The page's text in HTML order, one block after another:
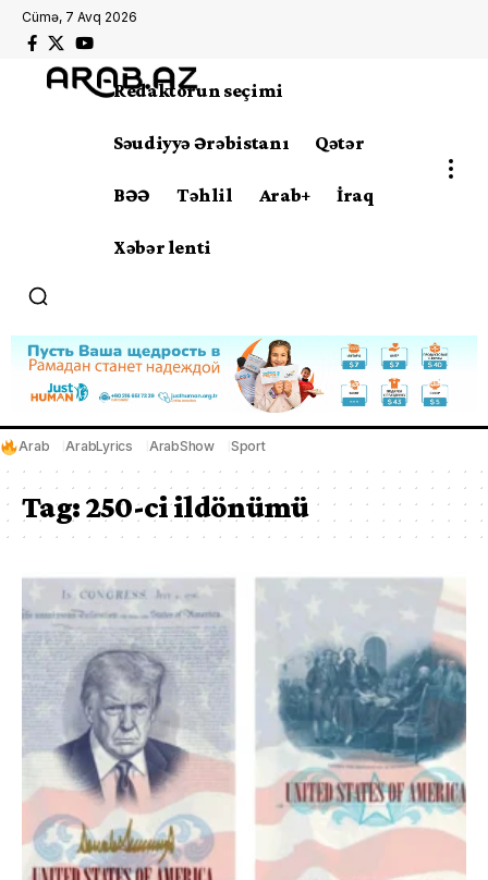
Cümə, 7 Avq 2026
Redaktorun seçimi
Səudiyyə Ərəbistanı Qətər
BƏƏ Təhlil Arab+ İraq
Xəbər lenti
Arab ArabLyrics ArabShow Sport
Tag:250-ci ildönümü